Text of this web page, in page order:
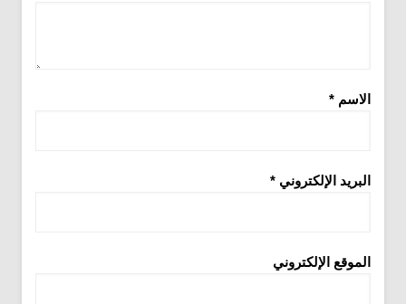
الاسم *
البريد الإلكتروني *
الموقع الإلكتروني